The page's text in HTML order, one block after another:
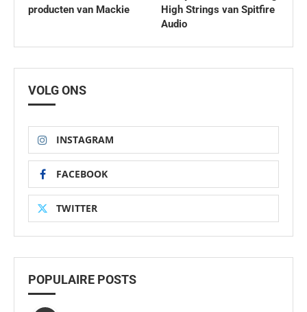
producten van Mackie
High Strings van Spitfire
Audio
VOLG ONS
INSTAGRAM
FACEBOOK
TWITTER
POPULAIRE POSTS